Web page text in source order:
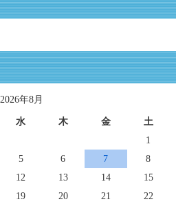
2026年8月
水 木 金
土
1
5 6 7
8
12 13 14
15
19 20 21 22